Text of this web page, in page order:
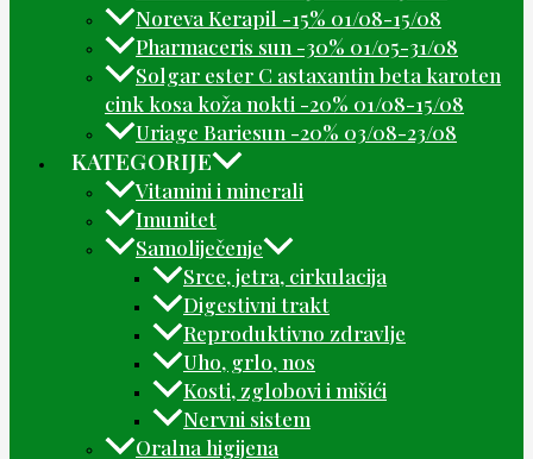
Noreva Kerapil -15% 01/08-15/08
Pharmaceris sun -30% 01/05-31/08
Solgar ester C astaxantin beta karoten
cink kosa koža nokti -20% 01/08-15/08
Uriage Bariesun -20% 03/08-23/08
KATEGORIJE
Vitamini i minerali
Imunitet
Samoliječenje
Srce, jetra, cirkulacija
Digestivni trakt
Reproduktivno zdravlje
Uho, grlo, nos
Kosti, zglobovi i mišići
Nervni sistem
Oralna higijena